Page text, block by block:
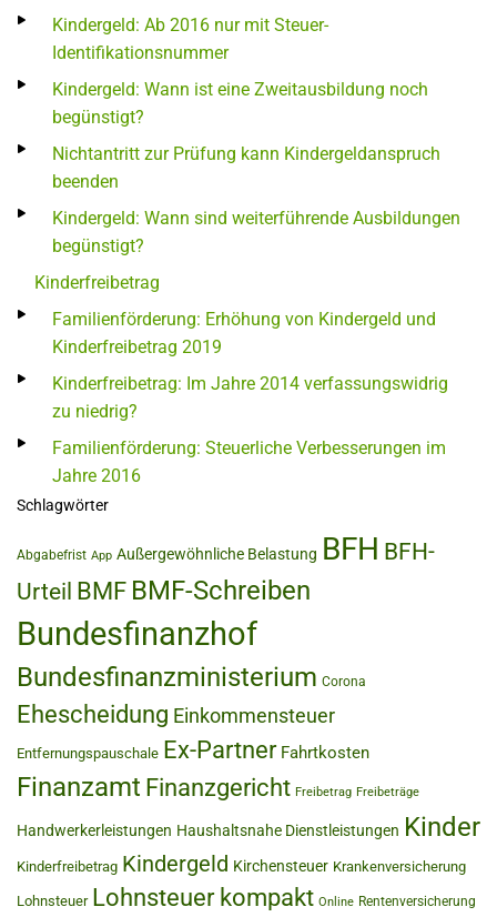
Kindergeld: Ab 2016 nur mit Steuer-
Identifikationsnummer
Kindergeld: Wann ist eine Zweitausbildung noch
begünstigt?
Nichtantritt zur Prüfung kann Kindergeldanspruch
beenden
Kindergeld: Wann sind weiterführende Ausbildungen
begünstigt?
Kinderfreibetrag
Familienförderung: Erhöhung von Kindergeld und
Kinderfreibetrag 2019
Kinderfreibetrag: Im Jahre 2014 verfassungswidrig
zu niedrig?
Familienförderung: Steuerliche Verbesserungen im
Jahre 2016
Schlagwörter
Abgabefrist App Außergewöhnliche Belastung BFH BFH-
Urteil BMF BMF-Schreiben
Bundesfinanzhof
Bundesfinanzministerium Corona
Ehescheidung Einkommensteuer
Entfernungspauschale Ex-Partner Fahrtkosten
Finanzamt Finanzgericht Freibetrag Freibeträge
Handwerkerleistungen Haushaltsnahe Dienstleistungen Kinder
Kinderfreibetrag Kindergeld Kirchensteuer Krankenversicherung
Lohnsteuer Lohnsteuer kompakt Online Rentenversicherung